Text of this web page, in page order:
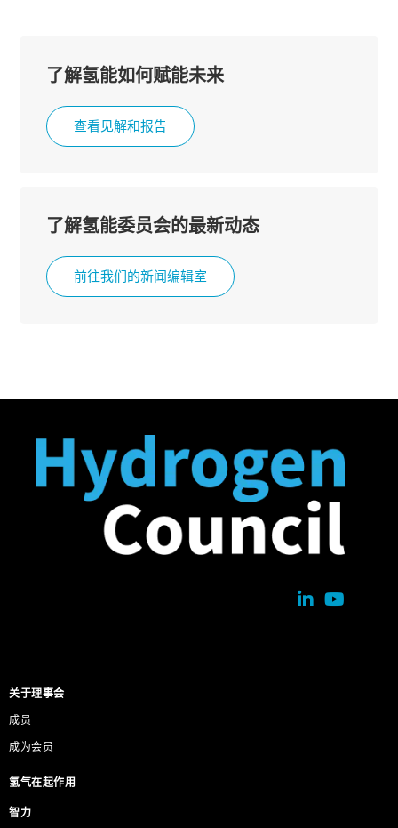
了解氢能如何赋能未来
查看见解和报告
了解氢能委员会的最新动态
前往我们的新闻编辑室
关于理事会
成员
成为会员
氢气在起作用
智力